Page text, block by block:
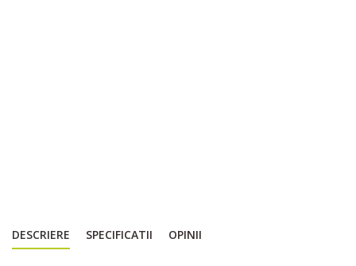
DESCRIERE SPECIFICATII OPINII